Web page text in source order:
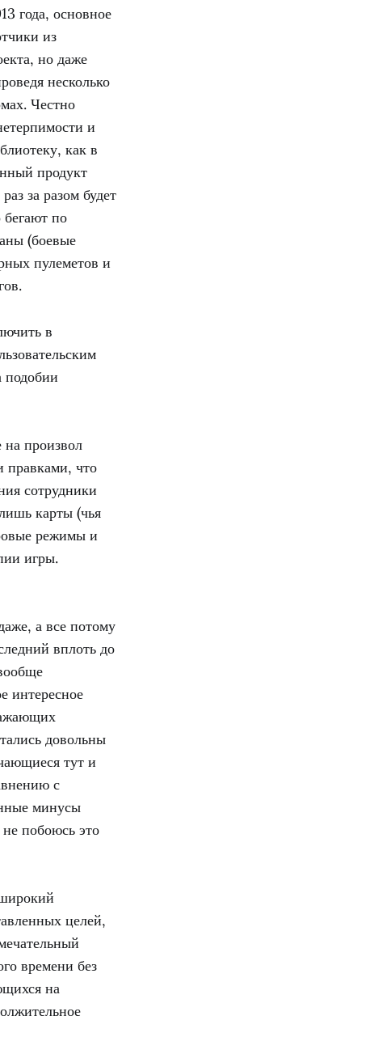
года, основное
из
но даже
несколько
Честно
и
как в
продукт
за разом будет
бегают по
(боевые
пулеметов и
в
подобии
произвол
правками, что
сотрудники
карты (чья
режимы и
игры.
а все потому
вплоть до
интересное
довольны
тут и
с
минусы
побоюсь это
целей,
времени без
на